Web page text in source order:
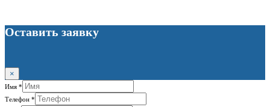
Оставить заявку
×
Имя *
Телефон *